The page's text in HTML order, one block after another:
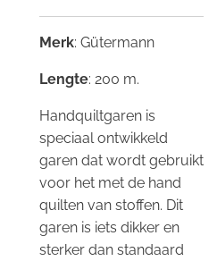
Merk: Gütermann
Lengte: 200 m.
Handquiltgaren is
speciaal ontwikkeld
garen dat wordt gebruikt
voor het met de hand
quilten van stoffen. Dit
garen is iets dikker en
sterker dan standaard